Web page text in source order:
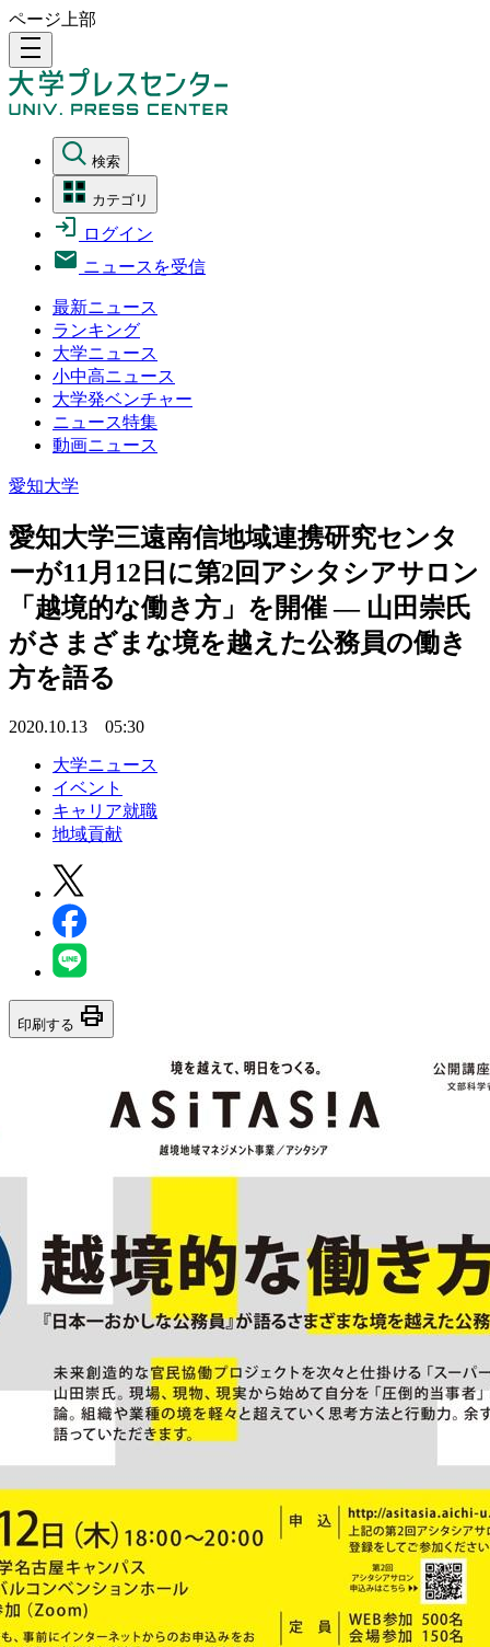
ページ上部
density_medium
検索
カテゴリ
ログイン
ニュースを受信
最新ニュース
ランキング
大学ニュース
小中高ニュース
大学発ベンチャー
ニュース特集
動画ニュース
愛知大学
愛知大学三遠南信地域連携研究センタ
ーが11月12日に第2回アシタシアサロン
「越境的な働き方」を開催 — 山田崇氏
がさまざまな境を越えた公務員の働き
方を語る
2020.10.13 05:30
大学ニュース
イベント
キャリア就職
地域貢献
印刷する print